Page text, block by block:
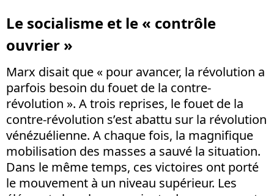
Le socialisme et le « contrôle
ouvrier »
Marx disait que « pour avancer, la révolution a
parfois besoin du fouet de la contre-
révolution ». A trois reprises, le fouet de la
contre-révolution s’est abattu sur la révolution
vénézuélienne. A chaque fois, la magnifique
mobilisation des masses a sauvé la situation.
Dans le même temps, ces victoires ont porté
le mouvement à un niveau supérieur. Les